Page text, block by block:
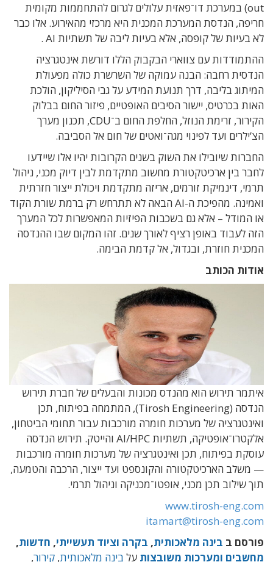
out) במערכת דו־פאזית עלולים לגרום להתחממות מקומית
חריפה, הנדסת המערכת המכנית היא מרכזי מהאירוע. אלו כבר
לא בעיות של קופסה, אלא בעיות ליבה של תשתיות AI .
ההתמודדות עם צווארי הבקבוק הללו דורשת אינטגרציה
הנדסית רחבה: הבנה עמוקה של השרשרת כולה מפעולת
המיתוג בליבה, דרך תנועת המידע על גבי הסיליקון, הולכת
האות בכרטיס, יישור הסיבים האופטיים, פיזור החום בבלוק
הקירור, זרימת הנוזל, החלפת החום ב־CDU, תכנון מערך
הצ’ילרים ועד לפינוי מגה־ואטים של חום אל הסביבה.
החברות שיובילו את השוק בשנים הקרובות יהיו אלו שיידעו
לחבר בין ארכיטקטורת מחשוב מתקדמת לבין דיוק מכני, ניהול
תרמי, דינמיקת זורמים, אריזה מתקדמת ויכולת ייצור חזרתית
ואמינה. מהפיכת ה-AI הבאה
לא תתרחש רק ברמת שורת הקוד
או המודל – אלא גם בשכבות הפיזיות המאפשרות לכל המערך
הזה לעבוד באופן רציף לאורך שנים. זהו המקום שבו ההנדסה
המכנית חוזרת, ובגדול, אל קדמת הבימה.
אודות הכותב
איתמר תירוש הוא מהנדס מכונות והבעלים של חברת תירוש
הנדסה (Tirosh Engineering
), המתמחה בפיתוח, תכן
ואינטגרציה של מערכות חומרה מורכבות עבור תחומי הביטחון,
אלקטרו־אופטיקה, תשתיותAI/HPC והייטק. תירוש הנדסה
עוסקת בפיתוח, תכן ואינטגרציה של מערכות חומרה מורכבות
— משלב הארכיטקטורה והקונספט ועד ייצור, הרכבה והטמעה,
תוך שילוב תכן מכני, אופטו־מכניקה וניהול תרמי.
www.tirosh-eng.com
itamart@tirosh-eng.com
פורסם ב בינה מלאכותית, בקרה וציוד תעשייתי, חדשות,
מחשבים ומערכות משובצות על בינה מלאכותית, קירור,